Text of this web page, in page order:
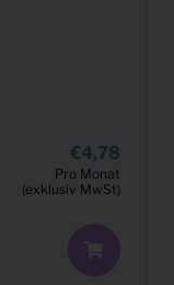
4,78
Pro Monat
(exklusiv MwSt)